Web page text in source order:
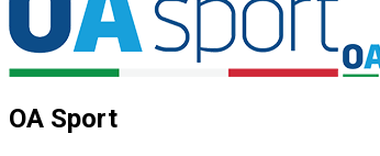
OA Sport